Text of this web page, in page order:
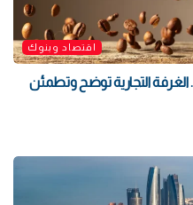
اقتصاد وبنوك
مصر.. الغرفة التجارية توضح وتطمئن